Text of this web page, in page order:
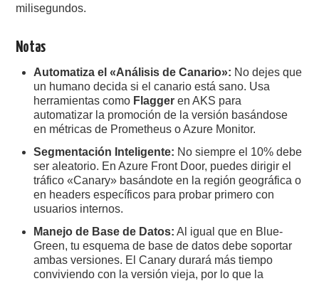
milisegundos.
Notas
Automatiza el «Análisis de Canario»: No dejes que
un humano decida si el canario está sano. Usa
herramientas como Flagger en AKS para
automatizar la promoción de la versión basándose
en métricas de Prometheus o Azure Monitor.
Segmentación Inteligente: No siempre el 10% debe
ser aleatorio. En Azure Front Door, puedes dirigir el
tráfico «Canary» basándote en la región geográfica o
en headers específicos para probar primero con
usuarios internos.
Manejo de Base de Datos: Al igual que en Blue-
Green, tu esquema de base de datos debe soportar
ambas versiones. El Canary durará más tiempo
conviviendo con la versión vieja, por lo que la